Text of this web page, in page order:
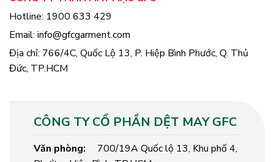
Hotline: 1900 633 429
Email: info@gfcgarment.com
Địa chỉ: 766/4C, Quốc Lộ 13, P. Hiệp Bình Phước, Q. Thủ
Đức, TP.HCM
CÔNG TY CỔ PHẦN DỆT MAY GFC
Văn phòng:
700/19A Quốc lộ 13, Khu phố 4,